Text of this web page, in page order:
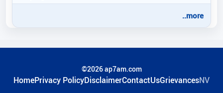
..more
©2026 ap7am.com
HomePrivacy PolicyDisclaimerContactUsGrievancesNV